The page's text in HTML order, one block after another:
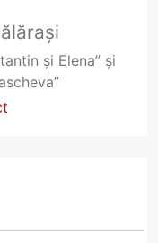
și Elena” și